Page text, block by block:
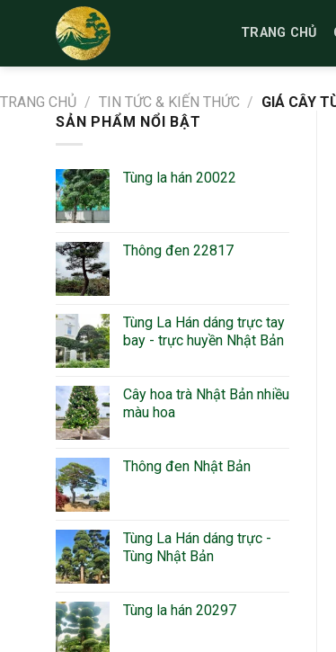
TRANG CHỦ
TRANG CHỦ / TIN TỨC & KIẾN THỨC / GIÁ CÂY
SẢN PHẨM NỔI BẬT
Tùng la hán 20022
Thông đen 22817
Tùng La Hán dáng trực tay
bay - trực huyền Nhật Bản
Cây hoa trà Nhật Bản nhiều
màu hoa
Thông đen Nhật Bản
Tùng La Hán dáng trực -
Tùng Nhật Bản
Tùng la hán 20297